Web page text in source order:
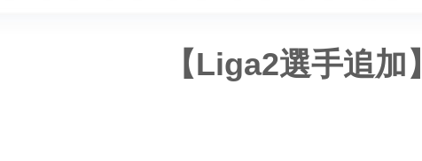
【Liga2選手追加】